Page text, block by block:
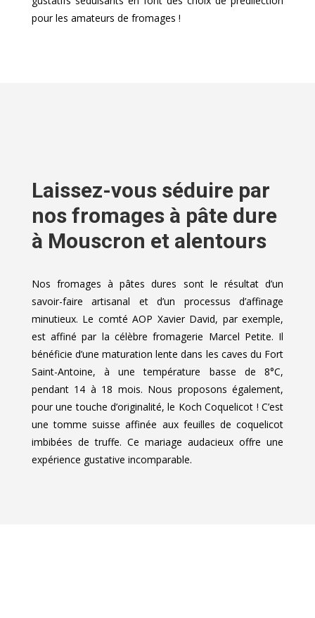
pour les amateurs de fromages !
Laissez-vous séduire par
nos fromages à pâte dure
à Mouscron et alentours
Nos fromages à pâtes dures sont le résultat d’un
savoir-faire artisanal et d’un processus d’affinage
minutieux. Le comté AOP Xavier David, par exemple,
est affiné par la célèbre fromagerie Marcel Petite. Il
bénéficie d’une maturation lente dans les caves du Fort
Saint-Antoine, à une température basse de 8°C,
pendant 14 à 18 mois. Nous proposons également,
pour une touche d’originalité, le Koch Coquelicot ! C’est
une tomme suisse affinée aux feuilles de coquelicot
imbibées de truffe. Ce mariage audacieux offre une
expérience gustative incomparable.